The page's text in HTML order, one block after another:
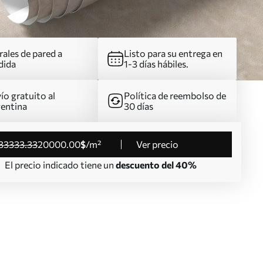
de pared a
Listo para su entrega en
1-3 días hábiles.
gratuito al
Política de reembolso de
30 días
.3320000.00$/m²
Ver precio
El precio indicado tiene un descuento del 40%